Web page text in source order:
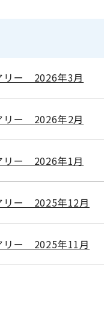
リー 2026年3月
リー 2026年2月
リー 2026年1月
リー 2025年12月
リー 2025年11月